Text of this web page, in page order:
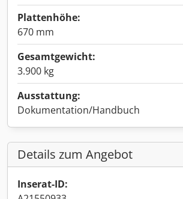
Plattenhöhe:
670 mm
Gesamtgewicht:
3.900 kg
Ausstattung:
Dokumentation/Handbuch
Details zum Angebot
Inserat-ID: